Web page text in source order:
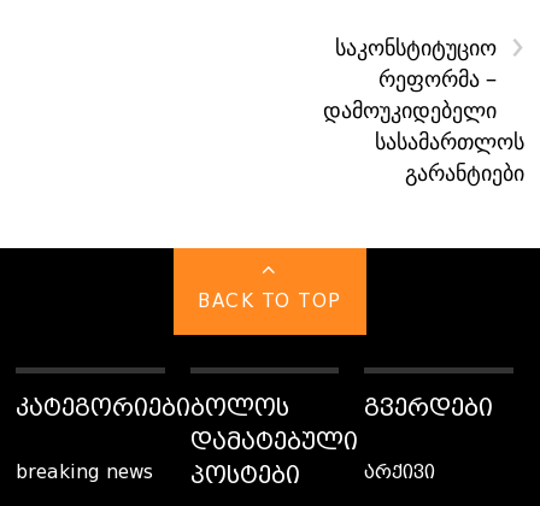
›
საკონსტიტუციო
რეფორმა –
დამოუკიდებელი
სასამართლოს
გარანტიები
BACK TO TOP
ᲙᲐᲢᲔᲒᲝᲠᲘᲔᲑᲘ
breaking news
ᲑᲝᲚᲝᲡ
ᲓᲐᲛᲐᲢᲔᲑᲣᲚᲘ
ᲞᲝᲡᲢᲔᲑᲘ
ᲒᲕᲔᲠᲓᲔᲑᲘ
არქივი